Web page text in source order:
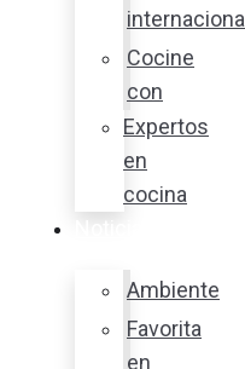
internacional
Cocine
con
Expertos
en
cocina
Ambiente
Favorita
en